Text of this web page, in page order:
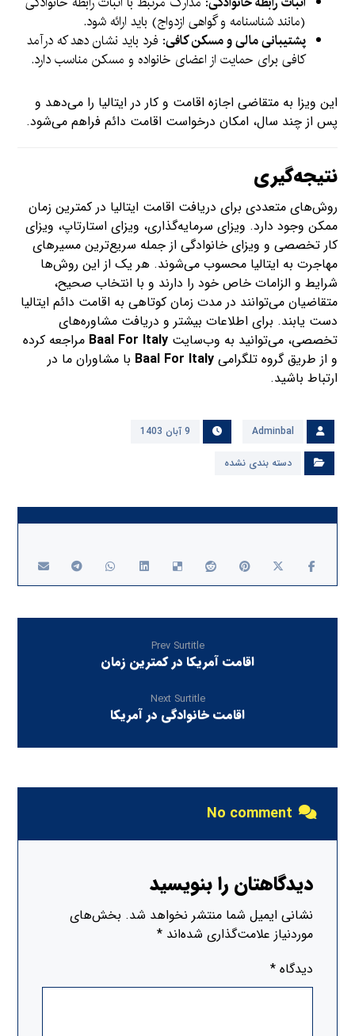
(مانند شناسنامه و گواهی ازدواج) باید ارائه شود.
پشتیبانی مالی و مسکن کافی: فرد باید نشان دهد که درآمد
کافی برای حمایت از اعضای خانواده و مسکن مناسب دارد.
این ویزا به متقاضی اجازه اقامت و کار در ایتالیا را می‌دهد و
پس از چند سال، امکان درخواست اقامت دائم فراهم می‌شود.
نتیجه‌گیری
روش‌های متعددی برای دریافت اقامت ایتالیا در کمترین زمان
ممکن وجود دارد. ویزای سرمایه‌گذاری، ویزای استارتاپ، ویزای
کار تخصصی و ویزای خانوادگی از جمله سریع‌ترین مسیرهای
مهاجرت به ایتالیا محسوب می‌شوند. هر یک از این روش‌ها
شرایط و الزامات خاص خود را دارند و با انتخاب صحیح،
متقاضیان می‌توانند در مدت زمان کوتاهی به اقامت دائم ایتالیا
دست یابند. برای اطلاعات بیشتر و دریافت مشاوره‌های
تخصصی، می‌توانید به وب‌سایتBaal For Italy مراجعه کرده
و از طریق گروه تلگرامیBaal For Italy با مشاوران ما در
ارتباط باشید.
Adminbal 9 آبان 1403
دسته بندی نشده
Prev Surtitle
اقامت آمریکا در کمترین زمان
Next Surtitle
اقامت خانوادگی در آمریکا
No comment
دیدگاهتان را بنویسید
نشانی ایمیل شما منتشر نخواهد شد. بخش‌های
موردنیاز علامت‌گذاری شده‌اند*
دیدگاه*